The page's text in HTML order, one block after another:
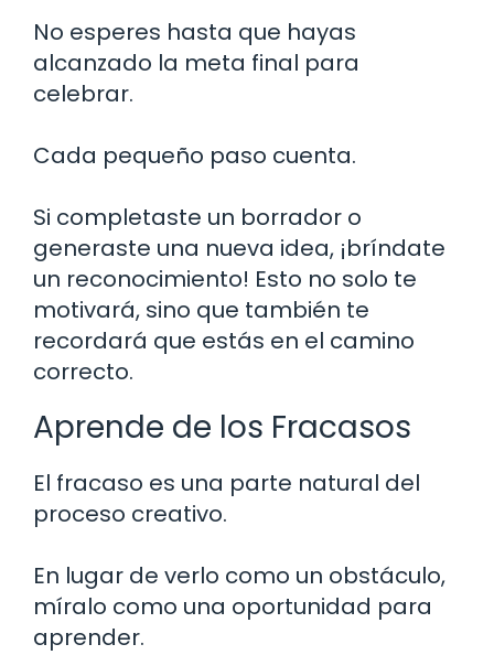
No esperes hasta que hayas
alcanzado la meta final para
celebrar.
Cada pequeño paso cuenta.
Si completaste un borrador o
generaste una nueva idea, ¡bríndate
un reconocimiento! Esto no solo te
motivará, sino que también te
recordará que estás en el camino
correcto.
Aprende de los Fracasos
El fracaso es una parte natural del
proceso creativo.
En lugar de verlo como un obstáculo,
míralo como una oportunidad para
aprender.